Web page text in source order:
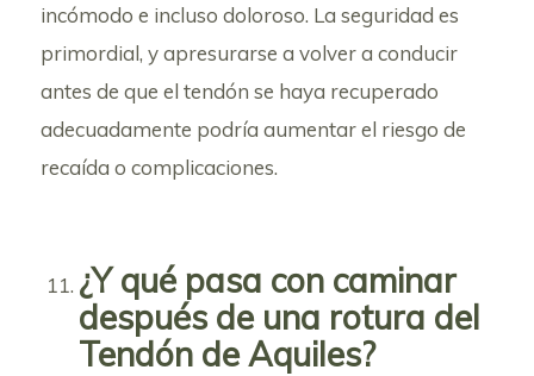
incómodo e incluso doloroso. La seguridad es
primordial, y apresurarse a volver a conducir
antes de que el tendón se haya recuperado
adecuadamente podría aumentar el riesgo de
recaída o complicaciones.
¿Y qué pasa con caminar
después de una rotura del
Tendón de Aquiles?